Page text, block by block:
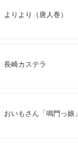
よりより（唐人巻）
長崎カステラ
おいもさん「鳴門っ娘」